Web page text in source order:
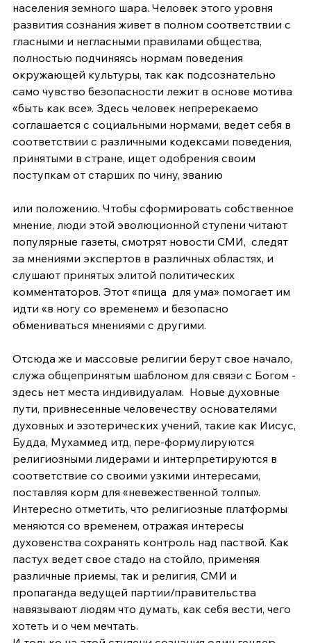
населения земного шара. Человек этого уровня
развития сознания живет в полном соответствии с
гласными и негласными правилами общества,
полностью подчиняясь нормам поведения
окружающей культуры, так как подсознательно
само чувство безопасности лежит в основе мотива
«быть как все». Здесь человек непререкаемо
соглашается с социальными нормами, ведет себя в
соответствии с различными кодексами поведения,
принятыми в стране, ищет одобрения своим
поступкам от старших по чину, званию
или положению. Чтобы сформировать собственное
мнение, люди этой эволюционной ступени читают
популярные газеты, смотрят новости СМИ,  следят
за мнениями экспертов в различных областях, и
слушают принятых элитой политических
комментаторов. Этот «пища  для ума» помогает им
идти «в ногу со временем» и безопасно
обмениваться мнениями с другими.
Отсюда же и массовые религии берут свое начало,
служа общепринятым шаблоном для связи с Богом -
здесь нет места индивидуалам.  Новые духовные
пути, привнесенные человечеству основателями
духовных и эзотерических учений, такие как Иисус,
Будда, Мухаммед итд, пере-формулируются
религиозными лидерами и интерпретируются в
соответствие со своими узкими интересами,
поставляя корм для «невежественной толпы».
Интересно отметить, что религиозные платформы
меняются со временем, отражая интересы
духовенства сохранять контроль над паствой. Как
пастух ведет свое стадо на стойло, применяя
различные приемы, так и религия, СМИ и
пропаганда ведущей партии/правительства
навязывают людям что думать, как себя вести, чего
хотеть и о чем мечтать.